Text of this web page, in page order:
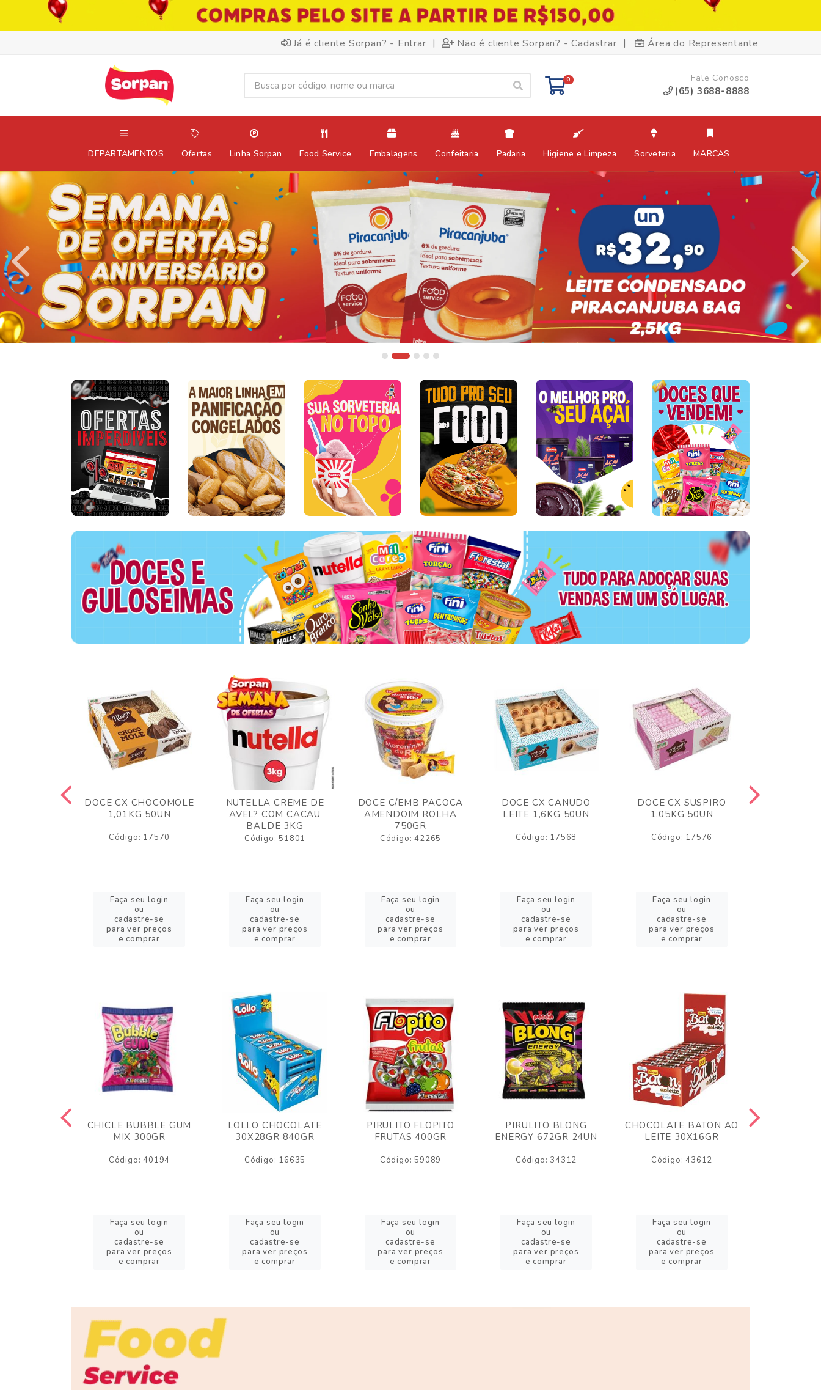
Já é cliente Sorpan? - Entrar | Não é cliente Sorpan? - Cadastrar | Área do Representante
0 Fale Conosco
(65) 3688-8888
DEPARTAMENTOS Ofertas Linha Sorpan Food Service Embalagens Confeitaria Padaria Higiene e Limpeza Sorveteria MARCAS
DOCE CX CHOCOMOLE
1,01KG 50UN
Código: 17570
Faça seu login
ou
cadastre-se
para ver preços
e comprar
NUTELLA CREME DE
AVEL? COM CACAU
BALDE 3KG
Código: 51801
Faça seu login
ou
cadastre-se
para ver preços
e comprar
DOCE C/EMB PACOCA
AMENDOIM ROLHA
750GR
Código: 42265
Faça seu login
ou
cadastre-se
para ver preços
e comprar
DOCE CX CANUDO
LEITE 1,6KG 50UN
Código: 17568
Faça seu login
ou
cadastre-se
para ver preços
e comprar
DOCE CX SUSPIRO
1,05KG 50UN
Código: 17576
Faça seu login
ou
cadastre-se
para ver preços
e comprar
CHICLE BUBBLE GUM
MIX 300GR
Código: 40194
Faça seu login
ou
cadastre-se
para ver preços
e comprar
LOLLO CHOCOLATE
30X28GR 840GR
Código: 16635
Faça seu login
ou
cadastre-se
para ver preços
e comprar
PIRULITO FLOPITO
FRUTAS 400GR
Código: 59089
Faça seu login
ou
cadastre-se
para ver preços
e comprar
PIRULITO BLONG
ENERGY 672GR 24UN
Código: 34312
Faça seu login
ou
cadastre-se
para ver preços
e comprar
CHOCOLATE BATON AO
LEITE 30X16GR
Código: 43612
Faça seu login
ou
cadastre-se
para ver preços
e comprar